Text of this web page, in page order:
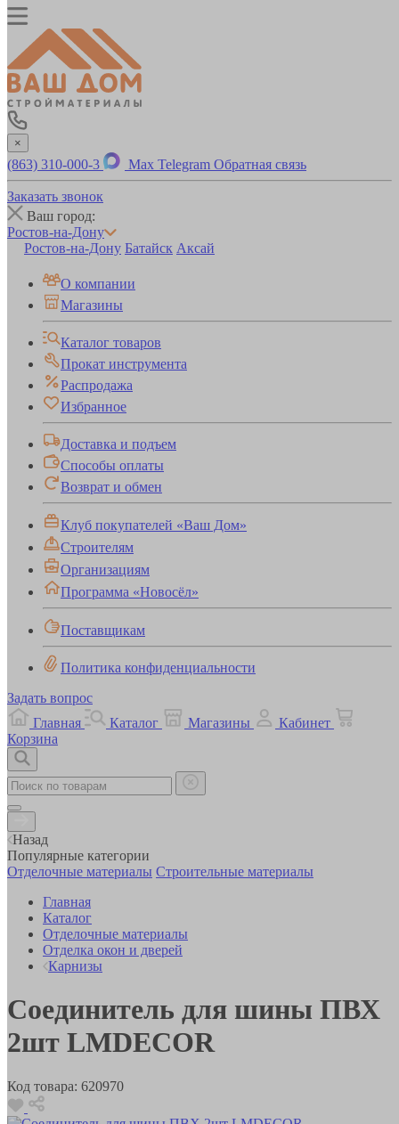
×
(863) 310-000-3 Max Telegram Обратная связь
Заказать звонок
Ваш город:
Ростов-на-Дону
Ростов-на-Дону Батайск Аксай
О компании
Магазины
Каталог товаров
Прокат инструмента
Распродажа
Избранное
Доставка и подъем
Способы оплаты
Возврат и обмен
Клуб покупателей «Ваш Дом»
Строителям
Организациям
Программа «Новосёл»
Поставщикам
Политика конфиденциальности
Задать вопрос
Главная
Каталог Магазины
Кабинет
Корзина
Назад
Популярные категории
Отделочные материалы Строительные материалы
Главная
Каталог
Отделочные материалы
Отделка окон и дверей
Карнизы
Соединитель для шины ПВХ
2шт LMDECOR
Код товара: 620970